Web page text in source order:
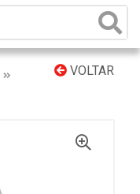
VOLTAR